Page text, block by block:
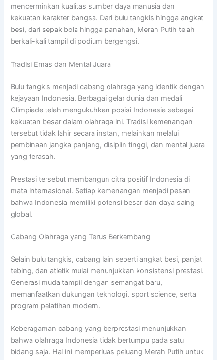
mencerminkan kualitas sumber daya manusia dan
kekuatan karakter bangsa. Dari bulu tangkis hingga angkat
besi, dari sepak bola hingga panahan, Merah Putih telah
berkali-kali tampil di podium bergengsi.
Tradisi Emas dan Mental Juara
Bulu tangkis menjadi cabang olahraga yang identik dengan
kejayaan Indonesia. Berbagai gelar dunia dan medali
Olimpiade telah mengukuhkan posisi Indonesia sebagai
kekuatan besar dalam olahraga ini. Tradisi kemenangan
tersebut tidak lahir secara instan, melainkan melalui
pembinaan jangka panjang, disiplin tinggi, dan mental juara
yang terasah.
Prestasi tersebut membangun citra positif Indonesia di
mata internasional. Setiap kemenangan menjadi pesan
bahwa Indonesia memiliki potensi besar dan daya saing
global.
Cabang Olahraga yang Terus Berkembang
Selain bulu tangkis, cabang lain seperti angkat besi, panjat
tebing, dan atletik mulai menunjukkan konsistensi prestasi.
Generasi muda tampil dengan semangat baru,
memanfaatkan dukungan teknologi, sport science, serta
program pelatihan modern.
Keberagaman cabang yang berprestasi menunjukkan
bahwa olahraga Indonesia tidak bertumpu pada satu
bidang saja. Hal ini memperluas peluang Merah Putih untuk